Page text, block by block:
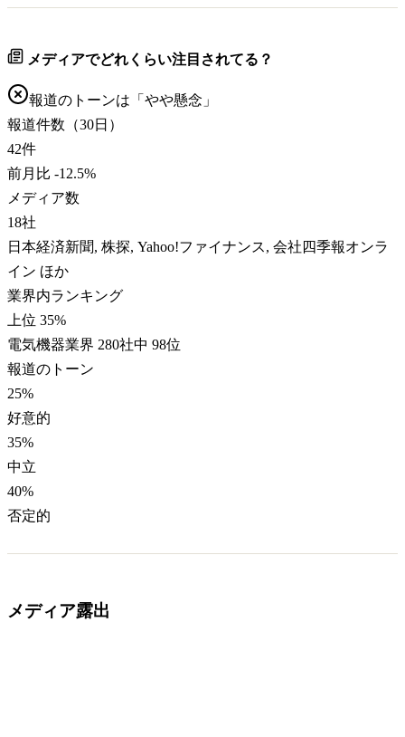
メディアでどれくらい注目されてる？
報道のトーンは「 やや懸念 」
報道件数（30日）
42件
前月比 -12.5%
メディア数
18社
日本経済新聞, 株探, Yahoo!ファイナンス, 会社四季報オンラ
イン ほか
業界内ランキング
上位 35%
電気機器業界 280社中 98位
報道のトーン
25%
好意的
35%
中立
40%
否定的
メディア露出